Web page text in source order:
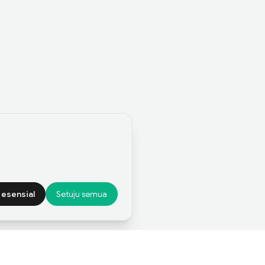
esensial Setuju semua